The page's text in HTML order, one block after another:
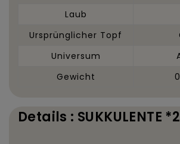
Laub
Ursprünglicher Topf
Universum
Gewicht
Details : SUKKULENTE *2